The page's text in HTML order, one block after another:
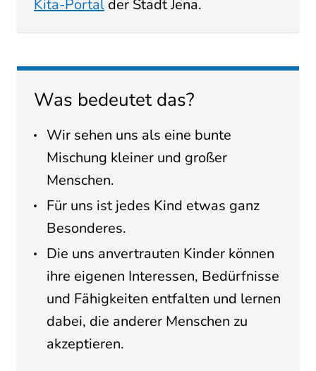
Kita-Portal der Stadt Jena.
Was bedeutet das?
Wir sehen uns als eine bunte
Mischung kleiner und großer
Menschen.
Für uns ist jedes Kind etwas ganz
Besonderes.
Die uns anvertrauten Kinder können
ihre eigenen Interessen, Bedürfnisse
und Fähigkeiten entfalten und lernen
dabei, die anderer Menschen zu
akzeptieren.